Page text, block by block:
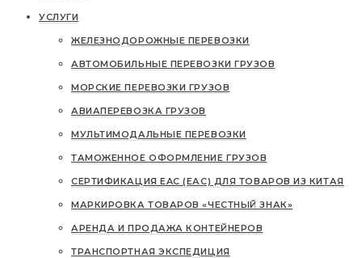
УСЛУГИ
ЖЕЛЕЗНОДОРОЖНЫЕ ПЕРЕВОЗКИ
АВТОМОБИЛЬНЫЕ ПЕРЕВОЗКИ ГРУЗОВ
МОРСКИЕ ПЕРЕВОЗКИ ГРУЗОВ
АВИАПЕРЕВОЗКА ГРУЗОВ
МУЛЬТИМОДАЛЬНЫЕ ПЕРЕВОЗКИ
ТАМОЖЕННОЕ ОФОРМЛЕНИЕ ГРУЗОВ
СЕРТИФИКАЦИЯ EAC (ЕАС) ДЛЯ ТОВАРОВ ИЗ КИТАЯ
МАРКИРОВКА ТОВАРОВ «ЧЕСТНЫЙ ЗНАК»
АРЕНДА И ПРОДАЖА КОНТЕЙНЕРОВ
ТРАНСПОРТНАЯ ЭКСПЕДИЦИЯ